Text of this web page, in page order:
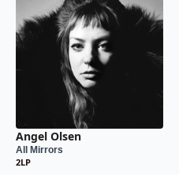
Angel Olsen
All Mirrors
2LP